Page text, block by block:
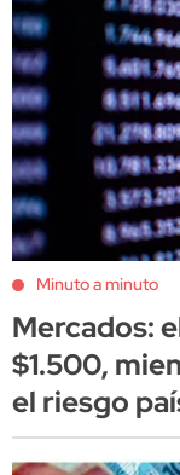
Minuto a minuto
Mercados:
$1.500,
el riesgo